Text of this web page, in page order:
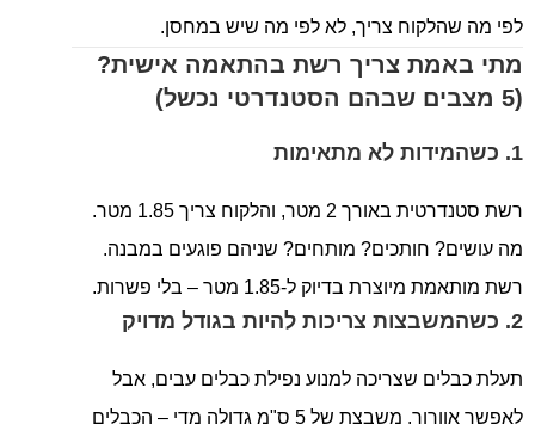
לפי מה שהלקוח צריך, לא לפי מה שיש במחסן.
מתי באמת צריך רשת בהתאמה אישית?
(5 מצבים שבהם הסטנדרטי נכשל)
1. כשהמידות לא מתאימות
רשת סטנדרטית באורך 2 מטר, והלקוח צריך 1.85 מטר.
מה עושים? חותכים? מותחים? שניהם פוגעים במבנה.
רשת מותאמת מיוצרת בדיוק ל-1.85 מטר – בלי פשרות.
2. כשהמשבצות צריכות להיות בגודל מדויק
תעלת כבלים שצריכה למנוע נפילת כבלים עבים, אבל
לאפשר אוורור. משבצת של 5 ס"מ גדולה מדי – הכבלים